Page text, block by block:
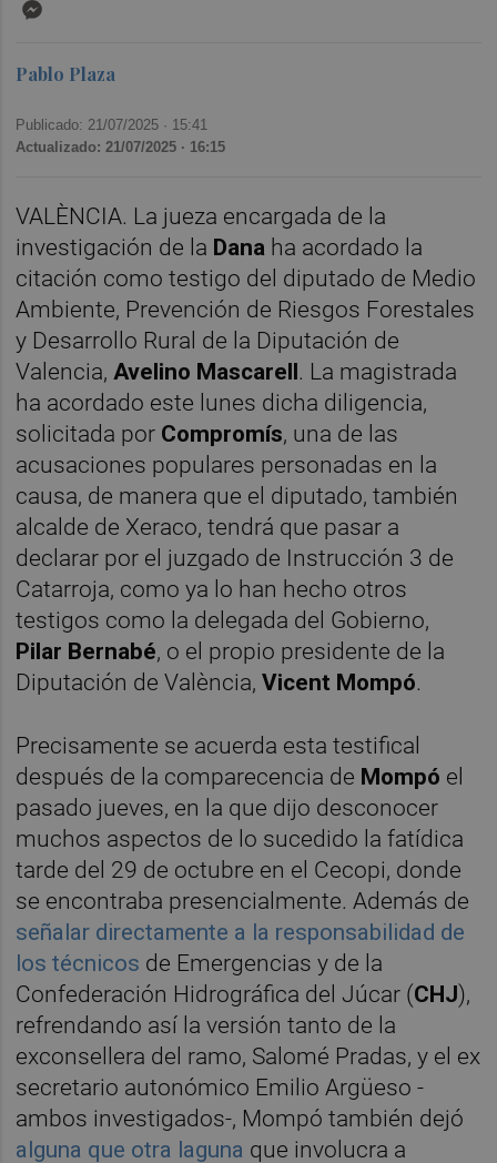
Pablo Plaza
Publicado: 21/07/2025 · 15:41
Actualizado: 21/07/2025 · 16:15
VALÈNCIA. La jueza encargada de la
investigación de la Dana ha acordado la
citación como testigo del diputado de Medio
Ambiente, Prevención de Riesgos Forestales
y Desarrollo Rural de la Diputación de
Valencia,Avelino Mascarell. La magistrada
ha acordado este lunes dicha diligencia,
solicitada por Compromís, una de las
acusaciones populares personadas en la
causa, de manera que el diputado, también
alcalde de Xeraco, tendrá que pasar a
declarar por el juzgado de Instrucción 3 de
Catarroja, como ya lo han hecho otros
testigos como la delegada del Gobierno,
Pilar Bernabé, o el propio presidente de la
Diputación de València,Vicent Mompó.
Precisamente se acuerda esta testifical
después de la comparecencia de Mompó el
pasado jueves, en la que dijo desconocer
muchos aspectos de lo sucedido la fatídica
tarde del 29 de octubre en el Cecopi, donde
se encontraba presencialmente. Además de
señalar directamente a la responsabilidad de
los técnicos de Emergencias y de la
Confederación Hidrográfica del Júcar (CHJ),
refrendando así la versión tanto de la
exconsellera del ramo, Salomé Pradas, y el ex
secretario autonómico Emilio Argüeso -
ambos investigados-, Mompó también dejó
alguna que otra laguna que involucra a